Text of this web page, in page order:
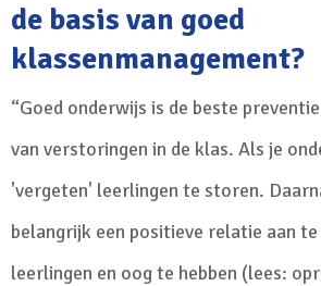
de basis van goed
klassenmanagement?
“Goed onderwijs is de beste
van verstoringen in de klas. Als je
'vergeten' leerlingen te storen.
belangrijk een positieve relatie aan te
leerlingen en oog te hebben (lees: